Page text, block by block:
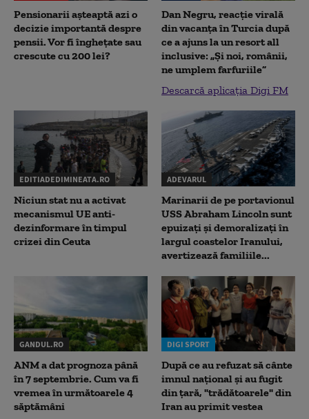
Pensionarii așteaptă azi o
decizie importantă despre
pensii. Vor fi înghețate sau
crescute cu 200 lei?
Dan Negru, reacție virală
din vacanța în Turcia după
ce a ajuns la un resort all
inclusive: „Și noi, românii,
ne umplem farfuriile”
Descarcă aplicația Digi FM
EDITIADEDIMINEATA.RO
Niciun stat nu a activat
mecanismul UE anti-
dezinformare în timpul
crizei din Ceuta
ADEVARUL
Marinarii de pe portavionul
USS Abraham Lincoln sunt
epuizați și demoralizați în
largul coastelor Iranului,
avertizează familiile...
GANDUL.RO
ANM a dat prognoza până
în 7 septembrie. Cum va fi
vremea în următoarele 4
săptămâni
DIGI SPORT
După ce au refuzat să cânte
imnul naţional şi au fugit
din ţară, "trădătoarele" din
Iran au primit vestea